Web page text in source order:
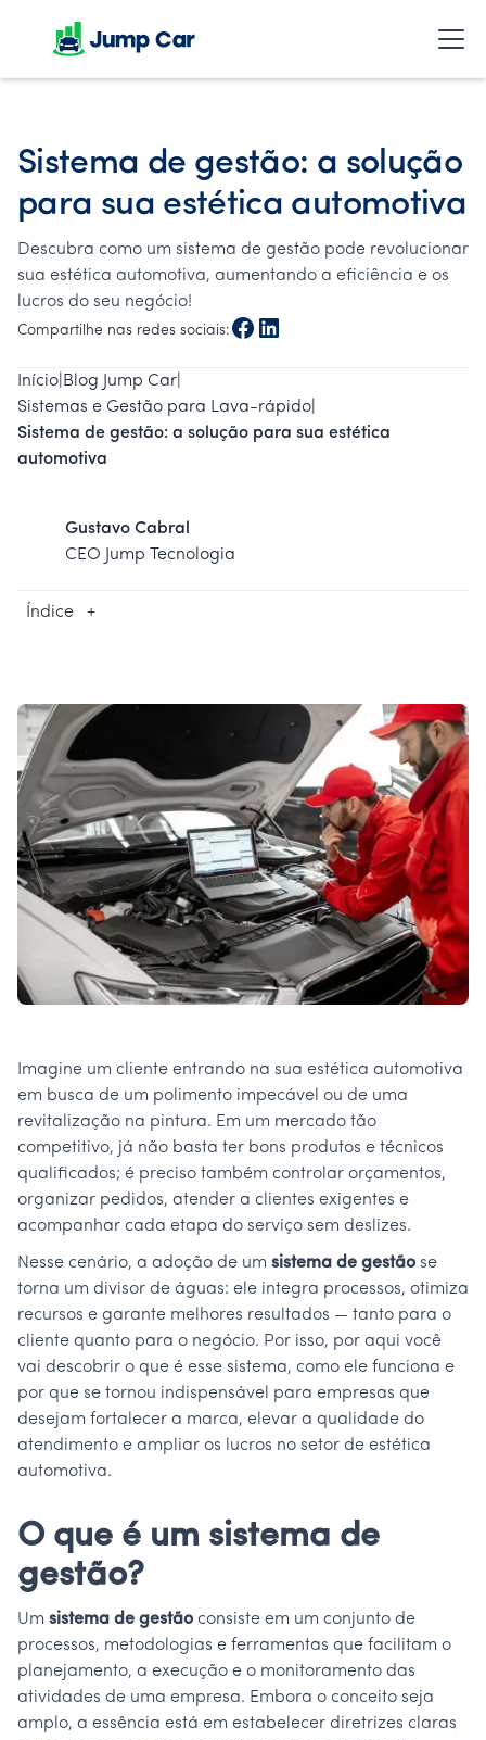
Sistema de gestão: a solução
para sua estética automotiva
Descubra como um sistema de gestão pode revolucionar
sua estética automotiva, aumentando a eficiência e os
lucros do seu negócio!
Compartilhe nas redes sociais:
Início Blog Jump Car
Sistemas e Gestão para Lava-rápido
Sistema de gestão: a solução para sua estética
automotiva
Gustavo Cabral
CEO Jump Tecnologia
Índice +
Imagine um cliente entrando na sua estética automotiva
em busca de um polimento impecável ou de uma
revitalização na pintura. Em um mercado tão
competitivo, já não basta ter bons produtos e técnicos
qualificados; é preciso também controlar orçamentos,
organizar pedidos, atender a clientes exigentes e
acompanhar cada etapa do serviço sem deslizes.
Nesse cenário, a adoção de um sistema de gestão se
torna um divisor de águas: ele integra processos, otimiza
recursos e garante melhores resultados — tanto para o
cliente quanto para o negócio. Por isso, por aqui você
vai descobrir o que é esse sistema, como ele funciona e
por que se tornou indispensável para empresas que
desejam fortalecer a marca, elevar a qualidade do
atendimento e ampliar os lucros no setor de estética
automotiva.
O que é um sistema de
gestão?
Um sistema de gestão consiste em um conjunto de
processos, metodologias e ferramentas que facilitam o
planejamento, a execução e o monitoramento das
atividades de uma empresa. Embora o conceito seja
amplo, a essência está em estabelecer diretrizes claras